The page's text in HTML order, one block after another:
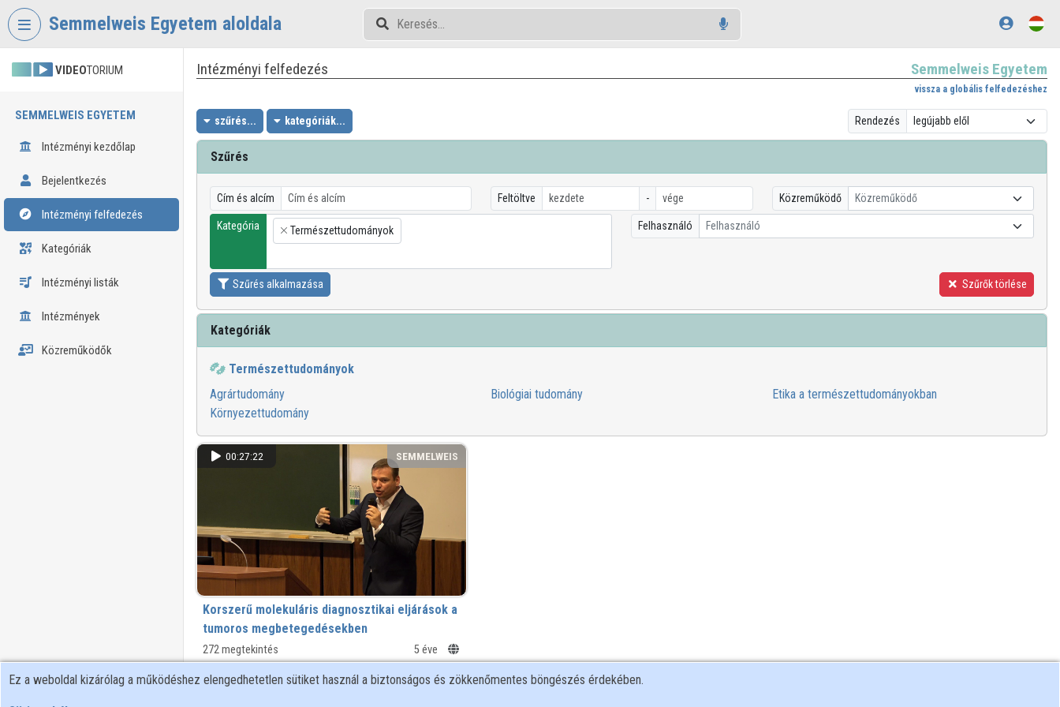
Fejléc kihagyása
Semmelweis Egyetem aloldala
VIDEOTORIUM
SEMMELWEIS EGYETEM
Intézményi kezdőlap
Bejelentkezés
Intézményi felfedezés
Kategóriák
Intézményi listák
Intézmények
Közreműködők
Intézményi felfedezés Semmelweis Egyetem
vissza a globális felfedezéshez
szűrés... kategóriák... Rendezés
Szűrés
Cím és alcím Feltöltve - Közreműködő Közreműködő
Kategória
×
Természettudományok Felhasználó Felhasználó
Szűrés alkalmazása Szűrők törlése
Kategóriák
Természettudományok
Agrártudomány
Biológiai tudomány
Etika a természettudományokban
Környezettudomány
00:27:22 SEMMELWEIS
Korszerű molekuláris diagnosztikai eljárások a
tumoros megbetegedésekben
272 megtekintés 5 éve
Ez a weboldal kizárólag a működéshez elengedhetetlen sütiket használ a biztonságos és zökkenőmentes böngészés érdekében.